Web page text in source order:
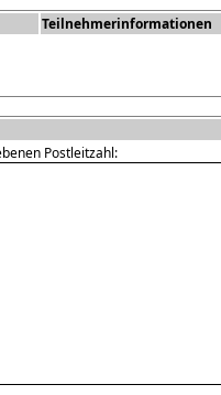
Teilnehmerinformationen
Postleitzahl: